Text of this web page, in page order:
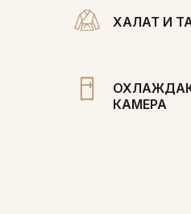
ХАЛАТ И
КАМЕРА